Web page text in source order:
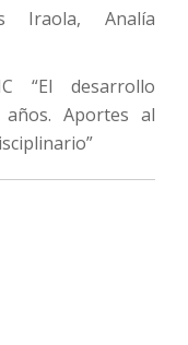
Iraola, Analía
“El desarrollo
Aportes al